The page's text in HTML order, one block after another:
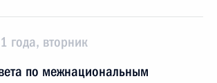
года, вторник
по межнациональным